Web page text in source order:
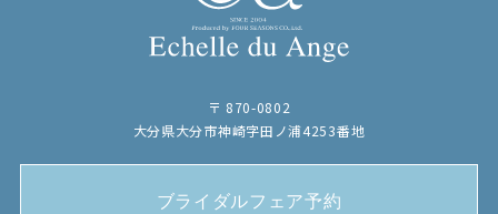
〒 870-0802
大分県大分市神崎字田ノ浦4253番地
ブライダルフェア予約